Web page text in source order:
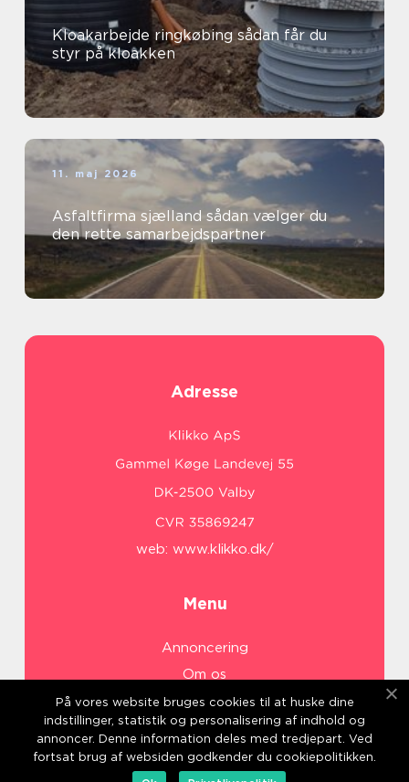
Kloakarbejde ringkøbing sådan får du
styr på kloakken
11. maj 2026
Asfaltfirma sjælland sådan vælger du
den rette samarbejdspartner
Adresse
web: www.klikko.dk/
Menu
Annoncering
Om os
Cookies
Kontakt os
Sitemap
På vores website bruges cookies til at huske dine
indstillinger, statistik og personalisering af indhold og
annoncer. Denne information deles med tredjepart. Ved
fortsat brug af websiden godkender du cookiepolitikken.